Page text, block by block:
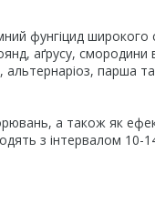
фунгіцид
аґрусу, смородини
парша
а також як
з інтервалом 10-